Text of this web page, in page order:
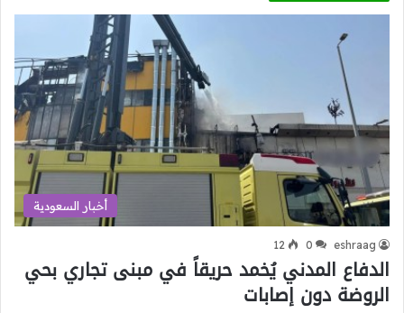
أخبار السعودية
eshraag
0
12
الدفاع المدني يُخمد حريقاً في مبنى تجاري بحي
الروضة دون إصابات